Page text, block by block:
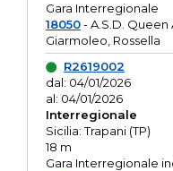
Gara Interregionale
18050- A.S.D. Queen
Giarmoleo, Rossella
R2619002
dal: 04/01/2026
al: 04/01/2026
Interregionale
Sicilia: Trapani (TP)
18 m
Gara Interregionale